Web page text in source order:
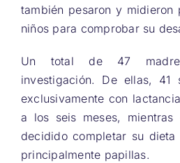
también pesaron y midieron
niños para comprobar su
Un total de 47
investigación. De ellas, 41
exclusivamente con
a los seis meses,
decidido completar su dieta
principalmente papillas.